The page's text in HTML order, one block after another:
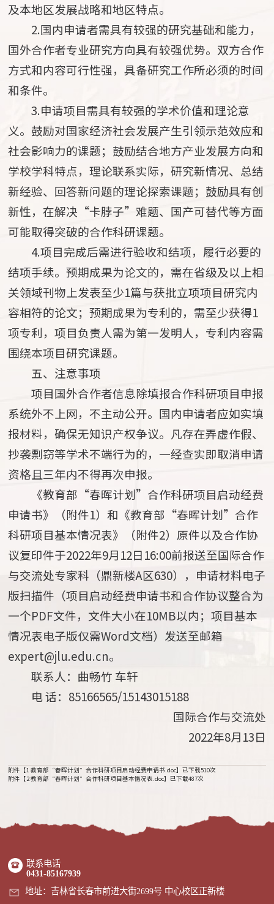
及本地区发展战略和地区特点。
2.国内申请者需具有较强的研究基础和能力，
国外合作者专业研究方向具有较强优势。双方合作
方式和内容可行性强，具备研究工作所必须的时间
和条件。
3.申请项目需具有较强的学术价值和理论意
义。鼓励对国家经济社会发展产生引领示范效应和
社会影响力的课题；鼓励结合地方产业发展方向和
学校学科特点，理论联系实际，研究新情况、总结
新经验、回答新问题的理论探索课题；鼓励具有创
新性，在解决“卡脖子”难题、国产可替代等方面
可能取得突破的合作科研课题。
4.项目完成后需进行验收和结项，履行必要的
结项手续。预期成果为论文的，需在省级及以上相
关领域刊物上发表至少1篇与获批立项项目研究内
容相符的论文；预期成果为专利的，需至少获得1
项专利，项目负责人需为第一发明人，专利内容需
围绕本项目研究课题。
五、注意事项
项目国外合作者信息除填报合作科研项目申报
系统外不上网，不主动公开。国内申请者应如实填
报材料，确保无知识产权争议。凡存在弄虚作假、
抄袭剽窃等学术不端行为的，一经查实即取消申请
资格且三年内不得再次申报。
《教育部“春晖计划”合作科研项目启动经费
申请书》（附件1）和《教育部“春晖计划”合作
科研项目基本情况表》（附件2）原件以及合作协
议复印件于2022年9月12日16:00前报送至国际合作
与交流处专家科（鼎新楼A区630），申请材料电子
版扫描件（项目启动经费申请书和合作协议整合为
一个PDF文件，文件大小在10MB以内；项目基本
情况表电子版仅需Word文档）发送至邮箱
expert@jlu.edu.cn。
联系人：曲畅竹 车轩
电 话：85166565/15143015188
国际合作与交流处
2022年8月13日
附件【1 教育部“春晖计划”合作科研项目启动经费申请书.doc】已下载510次
附件【2 教育部“春晖计划”合作科研项目基本情况表.doc】已下载487次
联系电话
0431-85167939
地址：吉林省长春市前进大街2699号 中心校区正新楼